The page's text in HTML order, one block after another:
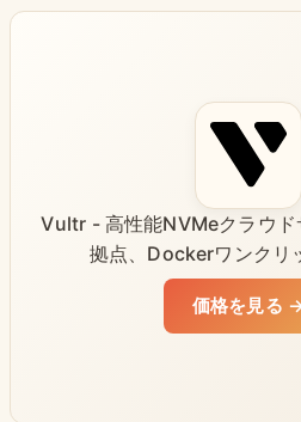
Vultr - 高性能NVMeクラウド
拠点、Dockerワンクリ
価格を見る